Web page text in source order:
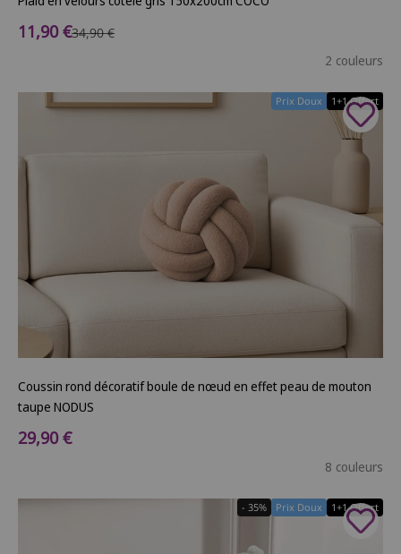
Prix de vente
11,90 €Prix normal
34,90 €
2 couleurs
1+1 Offert
Prix Doux
Coussin rond décoratif boule de nœud en effet peau de mouton
taupe NODUS
Prix de vente
29,90 €
8 couleurs
1+1 Offert
Prix Doux
- 35%